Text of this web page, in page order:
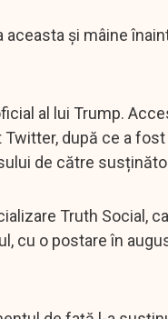
și mâine
al lui Trump.
după ce a
de către
Truth Social,
cu o postare în